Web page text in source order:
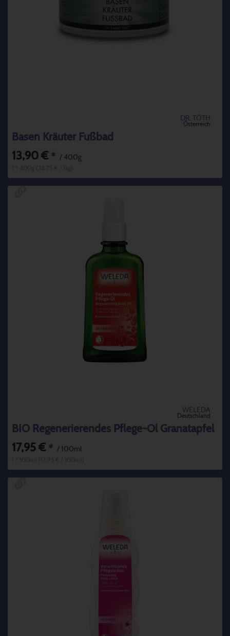
DR. TÖTH
Österreich
Basen Kräuter Fußbad
13,90 € * / 400g
WELEDA
Deutschland
BIO Regenerierendes Pflege-Öl Granatapfel
17,95 € * / 100ml